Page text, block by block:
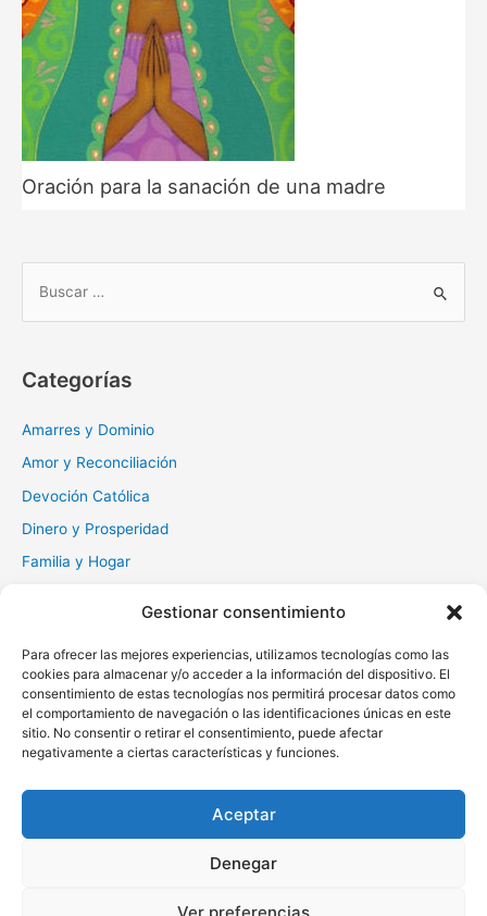
Gestionar consentimiento
Para ofrecer las mejores experiencias, utilizamos tecnologías como las
cookies para almacenar y/o acceder a la información del dispositivo. El
consentimiento de estas tecnologías nos permitirá procesar datos como
el comportamiento de navegación o las identificaciones únicas en este
sitio. No consentir o retirar el consentimiento, puede afectar
negativamente a ciertas características y funciones.
Aceptar
Denegar
Ver preferencias
Oración para la sanación de una madre
a
r
Categorías
Amarres y Dominio
Amor y Reconciliación
Devoción Católica
Dinero y Prosperidad
Familia y Hogar
Muerte y Difuntos
Oraciones Diarias
Otras
Protección y Liberación
Salud y Sanación